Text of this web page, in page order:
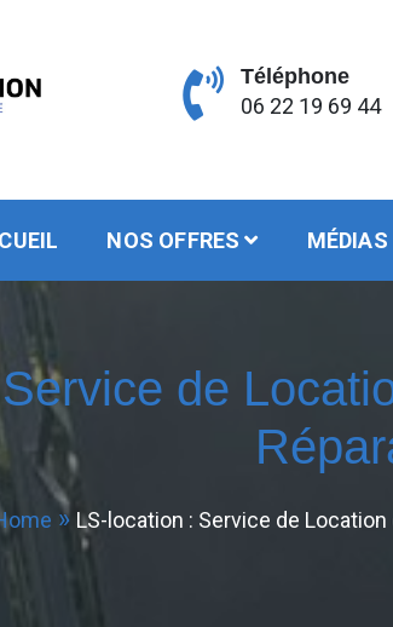
Téléphone
06 22 19 69 44
NOS OFFRES MÉDIAS
de
LS-location : Service de